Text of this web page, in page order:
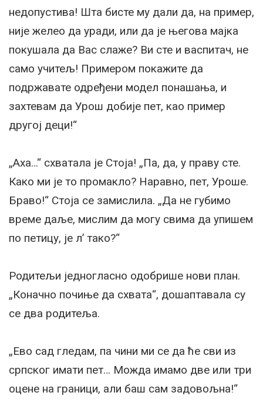
недопустива! Шта бисте му дали да, на пример,
није желео да уради, или да је његова мајка
покушала да Вас слаже? Ви сте и васпитач, не
само учитељ! Примером покажите да
подржавате одређени модел понашања, и
захтевам да Урош добије пет, као пример
другој деци!“
„Аха…“ схватала је Стоја! „Па, да, у праву сте.
Како ми је то промакло? Наравно, пет, Уроше.
Браво!“ Стоја се замислила. „Да не губимо
време даље, мислим да могу свима да упишем
по петицу, је л’ тако?“
Родитељи једногласно одобрише нови план.
„Коначно почиње да схвата“, дошаптавала су
се два родитеља.
„Ево сад гледам, па чини ми се да ће сви из
српског имати пет… Можда имамо две или три
оцене на граници, али баш сам задовољна!“